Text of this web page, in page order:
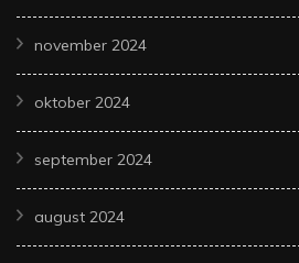
november 2024
oktober 2024
september 2024
august 2024